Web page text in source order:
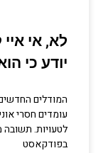
לא, אי
יודע כי
המודלים
עומדים חסרי
לטעויות.
בפודקאסט